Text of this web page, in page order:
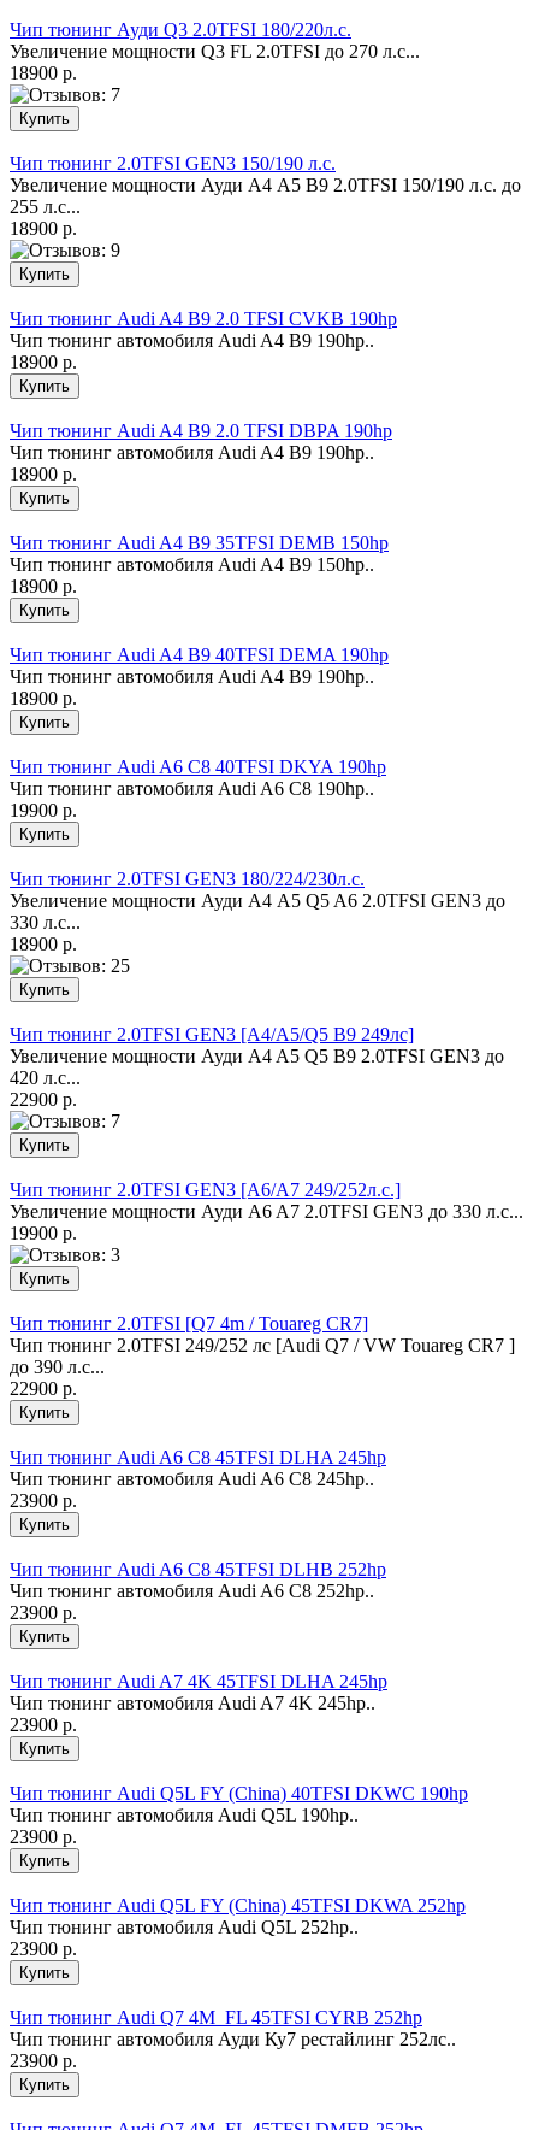
Чип тюнинг Ауди Q3 2.0TFSI 180/220л.с.
Увеличение мощности Q3 FL 2.0ТFSI до 270 л.с...
18900 р.
Чип тюнинг 2.0TFSI GEN3 150/190 л.с.
Увеличение мощности Ауди А4 А5 B9 2.0ТFSI 150/190 л.с. до
255 л.с...
18900 р.
Чип тюнинг Audi A4 B9 2.0 TFSI CVKB 190hp
Чип тюнинг автомобиля Audi A4 B9 190hp..
18900 р.
Чип тюнинг Audi A4 B9 2.0 TFSI DBPA 190hp
Чип тюнинг автомобиля Audi A4 B9 190hp..
18900 р.
Чип тюнинг Audi A4 B9 35TFSI DEMB 150hp
Чип тюнинг автомобиля Audi A4 B9 150hp..
18900 р.
Чип тюнинг Audi A4 B9 40TFSI DEMA 190hp
Чип тюнинг автомобиля Audi A4 B9 190hp..
18900 р.
Чип тюнинг Audi A6 C8 40TFSI DKYA 190hp
Чип тюнинг автомобиля Audi A6 C8 190hp..
19900 р.
Чип тюнинг 2.0TFSI GEN3 180/224/230л.с.
Увеличение мощности Ауди А4 А5 Q5 A6 2.0ТFSI GEN3 до
330 л.с...
18900 р.
Чип тюнинг 2.0TFSI GEN3 [A4/A5/Q5 B9 249лс]
Увеличение мощности Ауди A4 A5 Q5 B9 2.0ТFSI GEN3 до
420 л.с...
22900 р.
Чип тюнинг 2.0TFSI GEN3 [A6/A7 249/252л.с.]
Увеличение мощности Ауди A6 A7 2.0ТFSI GEN3 до 330 л.с...
19900 р.
Чип тюнинг 2.0TFSI [Q7 4m / Touareg CR7]
Чип тюнинг 2.0ТFSI 249/252 лс [Audi Q7 / VW Touareg CR7 ]
до 390 л.с...
22900 р.
Чип тюнинг Audi A6 C8 45TFSI DLHA 245hp
Чип тюнинг автомобиля Audi A6 C8 245hp..
23900 р.
Чип тюнинг Audi A6 C8 45TFSI DLHB 252hp
Чип тюнинг автомобиля Audi A6 C8 252hp..
23900 р.
Чип тюнинг Audi A7 4K 45TFSI DLHA 245hp
Чип тюнинг автомобиля Audi A7 4K 245hp..
23900 р.
Чип тюнинг Audi Q5L FY (China) 40TFSI DKWC 190hp
Чип тюнинг автомобиля Audi Q5L 190hp..
23900 р.
Чип тюнинг Audi Q5L FY (China) 45TFSI DKWA 252hp
Чип тюнинг автомобиля Audi Q5L 252hp..
23900 р.
Чип тюнинг Audi Q7 4M_FL 45TFSI CYRB 252hp
Чип тюнинг автомобиля Ауди Ку7 рестайлинг 252лс..
23900 р.